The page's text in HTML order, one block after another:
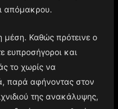
απόμακρου.
μέση. Καθώς πρότεινε ο
ευπροσήγοροι και
το χωρίς να
παρά αφήνοντας στον
της ανακάλυψης,